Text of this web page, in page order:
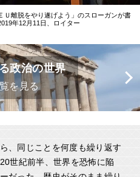
Ｕ離脱をやり遂げよう」のスローガンが書
年12月11日、ロイター
政治の世界
を見る
、同じことを何度も繰り返す
世紀前半、世界を恐怖に陥